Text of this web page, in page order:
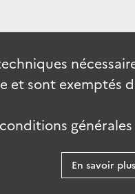
et sont exemptés
En savoir plus